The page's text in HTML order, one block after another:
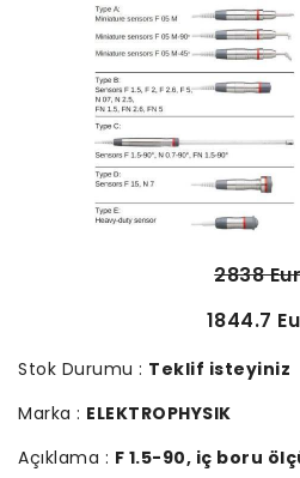
2838
1844.7
Stok Durumu : Teklif isteyiniz
Marka : ELEKTROPHYSIK
Açıklama : F 1.5-90, iç boru